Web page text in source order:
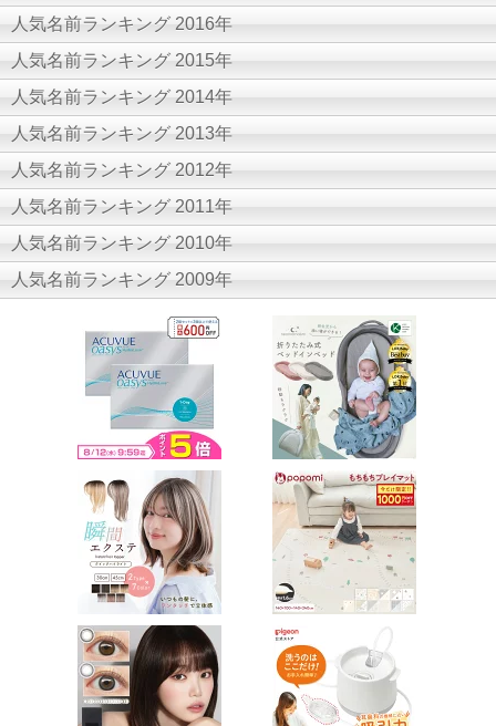
人気名前ランキング 2016年
人気名前ランキング 2015年
人気名前ランキング 2014年
人気名前ランキング 2013年
人気名前ランキング 2012年
人気名前ランキング 2011年
人気名前ランキング 2010年
人気名前ランキング 2009年